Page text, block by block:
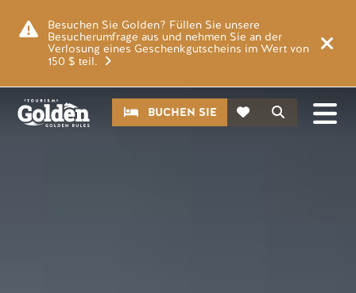
Besuchen Sie Golden? Füllen Sie unsere
Besucherumfrage aus und nehmen Sie an der
Verlosung eines Geschenkgutscheins im Wert von
150 $ teil.
Suche
CTABUCHEN SIE